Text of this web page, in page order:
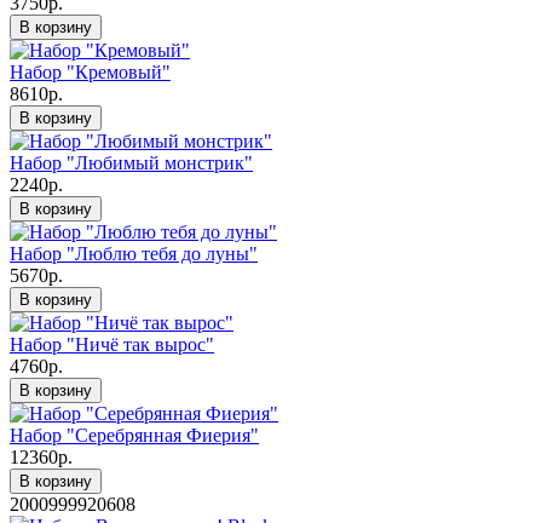
В корзину
Набор "Кремовый"
8610р.
В корзину
Набор "Любимый монстрик"
2240р.
В корзину
Набор "Люблю тебя до луны"
5670р.
В корзину
Набор "Ничё так вырос"
4760р.
В корзину
Набор "Серебрянная Фиерия"
12360р.
В корзину
2000999920608